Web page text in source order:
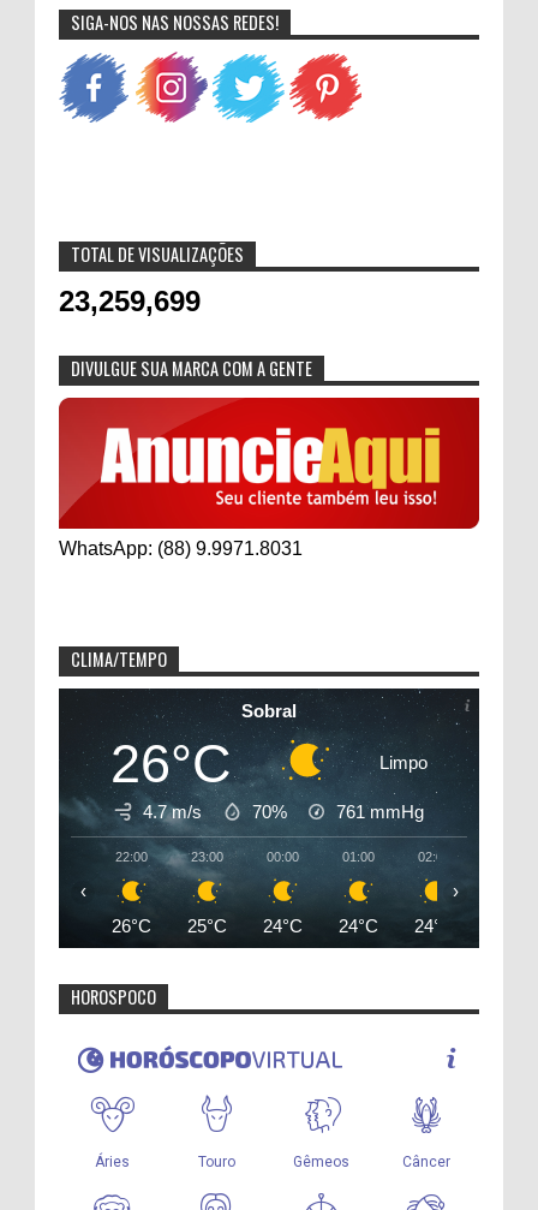
SIGA-NOS NAS NOSSAS REDES!
TOTAL DE VISUALIZAÇÕES
23,259,699
DIVULGUE SUA MARCA COM A GENTE
WhatsApp: (88) 9.9971.8031
CLIMA/TEMPO
Sobral
26°C Limpo
4.7 m/s 70% 761mmHg
22:00
26°C
23:00
25°C
00:00
24°C
01:00
24°C
02:00
24°C
‹ ›
HOROSPOCO